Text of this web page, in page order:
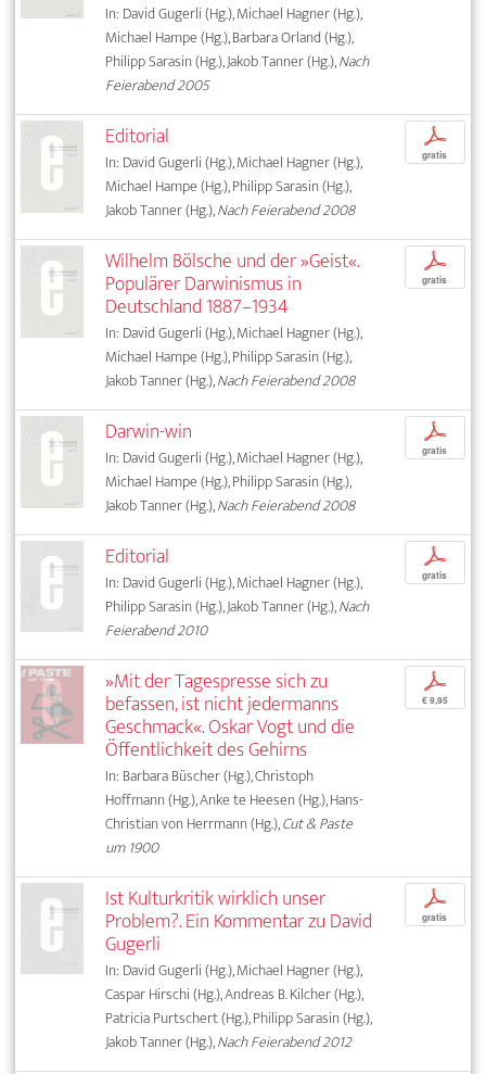
In: David Gugerli (Hg.), Michael Hagner (Hg.),
Michael Hampe (Hg.), Barbara Orland (Hg.),
Philipp Sarasin (Hg.), Jakob Tanner (Hg.),Nach
Feierabend 2005
Editorial
In: David Gugerli (Hg.), Michael Hagner (Hg.),
Michael Hampe (Hg.), Philipp Sarasin (Hg.),
Jakob Tanner (Hg.),Nach Feierabend 2008
p
gratis
Wilhelm Bölsche und der »Geist«.
Populärer Darwinismus in
Deutschland 1887–1934
In: David Gugerli (Hg.), Michael Hagner (Hg.),
Michael Hampe (Hg.), Philipp Sarasin (Hg.),
Jakob Tanner (Hg.),Nach Feierabend 2008
p
gratis
Darwin-win
In: David Gugerli (Hg.), Michael Hagner (Hg.),
Michael Hampe (Hg.), Philipp Sarasin (Hg.),
Jakob Tanner (Hg.),Nach Feierabend 2008
p
gratis
Editorial
In: David Gugerli (Hg.), Michael Hagner (Hg.),
Philipp Sarasin (Hg.), Jakob Tanner (Hg.),Nach
Feierabend 2010
p
gratis
»Mit der Tagespresse sich zu
befassen, ist nicht jedermanns
Geschmack«. Oskar Vogt und die
Öffentlichkeit des Gehirns
In: Barbara Büscher (Hg.), Christoph
Hoffmann (Hg.), Anke te Heesen (Hg.), Hans-
Christian von Herrmann (Hg.),Cut & Paste
um 1900
p
€ 9,95
Ist Kulturkritik wirklich unser
Problem?. Ein Kommentar zu David
Gugerli
In: David Gugerli (Hg.), Michael Hagner (Hg.),
Caspar Hirschi (Hg.), Andreas B. Kilcher (Hg.),
Patricia Purtschert (Hg.), Philipp Sarasin (Hg.),
Jakob Tanner (Hg.),Nach Feierabend 2012
p
gratis